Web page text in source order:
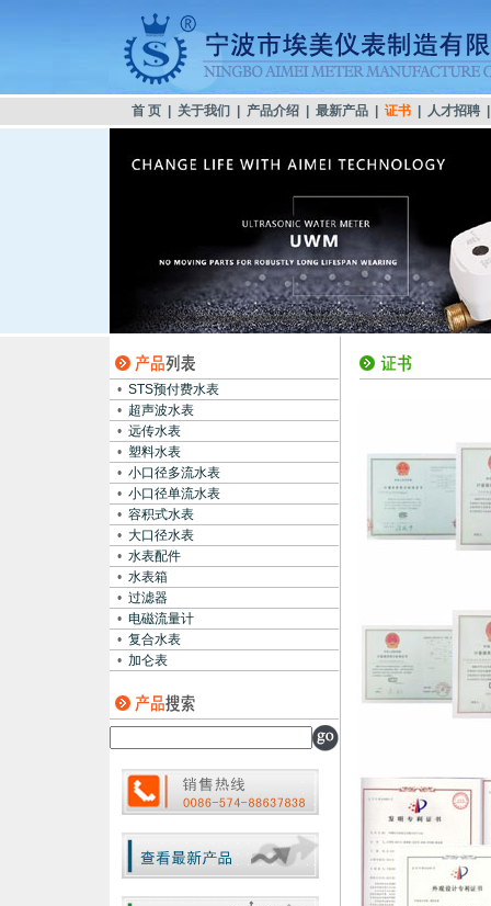
首 页 关于我们 产品介绍 最新产品 证书 人才招聘
• STS预付费水表
• 超声波水表
• 远传水表
• 塑料水表
• 小口径多流水表
• 小口径单流水表
• 容积式水表
• 大口径水表
• 水表配件
• 水表箱
• 过滤器
• 电磁流量计
• 复合水表
• 加仑表